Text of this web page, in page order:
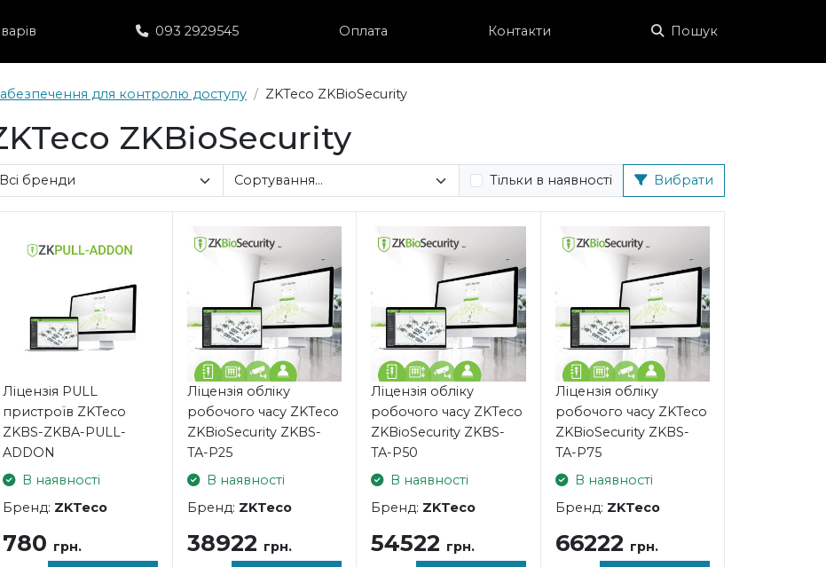
093 2929545 Оплата Контакти Пошук
для контролю доступу ZKTeco ZKBioSecurity
ZKBioSecurity
Тільки в наявності Вибрати
Ліцензія PULL
пристроїв ZKTeco
ZKBS-ZKBA-PULL-
ADDON
В наявності
Бренд: ZKTeco
780 грн.
Ліцензія обліку
робочого часу ZKTeco
ZKBioSecurity ZKBS-
TA-P25
В наявності
Бренд: ZKTeco
38922 грн.
Ліцензія обліку
робочого часу ZKTeco
ZKBioSecurity ZKBS-
TA-P50
В наявності
Бренд: ZKTeco
54522 грн.
Ліцензія обліку
робочого часу ZKTeco
ZKBioSecurity ZKBS-
TA-P75
В наявності
Бренд: ZKTeco
66222 грн.